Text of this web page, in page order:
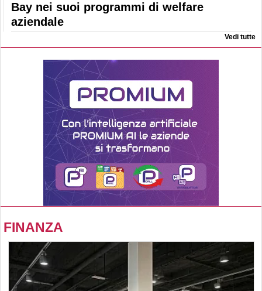
Bay nei suoi programmi di welfare
aziendale
Vedi tutte
FINANZA